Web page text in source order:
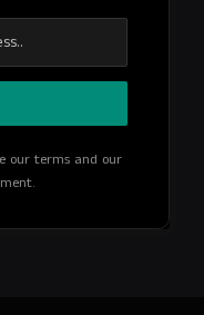
our terms and our